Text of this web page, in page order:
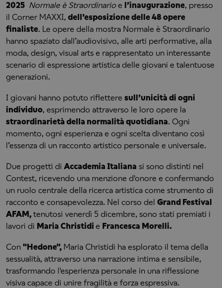
2025 Normale è Straordinario e l’inaugurazione, presso
il Corner MAXXI, dell’esposizione delle 48 opere
finaliste. Le opere della mostra Normale è Straordinario
hanno spaziato dall’audiovisivo, alle arti performative, alla
moda, design, visual arts e rappresentato un interessante
scenario di espressione artistica delle giovani e talentuose
generazioni.
I giovani hanno potuto riflettere sull’unicità di ogni
individuo, esprimendo attraverso le loro opere la
straordinarietà della normalità quotidiana. Ogni
momento, ogni esperienza e ogni scelta diventano così
l’essenza di un racconto artistico personale e universale.
Due progetti di Accademia Italiana si sono distinti nel
Contest, ricevendo una menzione d'onore e confermando
un ruolo centrale della ricerca artistica come strumento di
racconto e consapevolezza. Nel corso del Grand Festival
AFAM,tenutosi venerdì 5 dicembre, sono stati premiati i
lavori di Maria Christidi e Francesca Morelli.
Con "Hedone", Maria Christidi ha esplorato il tema della
sessualità, attraverso una narrazione intima e sensibile,
trasformando l'esperienza personale in una riflessione
visiva capace di unire fragilità e forza espressiva.